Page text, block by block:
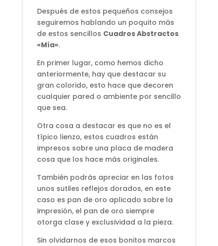
Después de estos pequeños consejos
seguiremos hablando un poquito más
de estos sencillos Cuadros Abstractos
«Mía».
En primer lugar, como hemos dicho
anteriormente, hay que destacar su
gran colorido, esto hace que decoren
cualquier pared o ambiente por sencillo
que sea.
Otra cosa a destacar es que no es el
típico lienzo, estos cuadros están
impresos sobre una placa de madera
cosa que los hace más originales.
También podrás apreciar en las fotos
unos sutiles reflejos dorados, en este
caso es pan de oro aplicado sobre la
impresión, el pan de oro siempre
otorga clase y exclusividad a la pieza.
Sin olvidarnos de esos bonitos marcos